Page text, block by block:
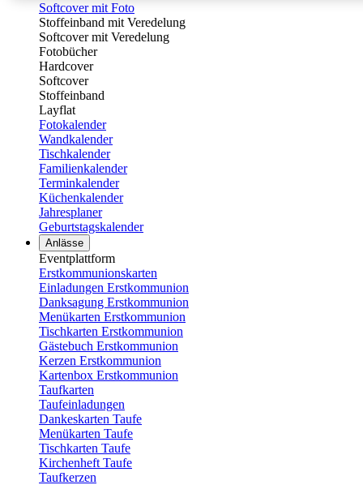
Softcover mit Foto
Stoffeinband mit Veredelung
Softcover mit Veredelung
Fotobücher
Hardcover
Softcover
Stoffeinband
Layflat
Fotokalender
Wandkalender
Tischkalender
Familienkalender
Terminkalender
Küchenkalender
Jahresplaner
Geburtstagskalender
Anlässe
Eventplattform
Erstkommunionskarten
Einladungen Erstkommunion
Danksagung Erstkommunion
Menükarten Erstkommunion
Tischkarten Erstkommunion
Gästebuch Erstkommunion
Kerzen Erstkommunion
Kartenbox Erstkommunion
Taufkarten
Taufeinladungen
Dankeskarten Taufe
Menükarten Taufe
Tischkarten Taufe
Kirchenheft Taufe
Taufkerzen